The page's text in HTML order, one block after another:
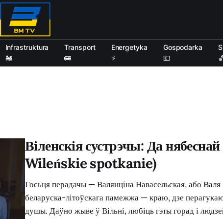
Infrastruktura
🚂
Transport
🚌
Energetyka
⚡
Gospodarka
💶
Віленскія сустрэчы: Да
Wileńskie spotkanie)
Госьця перадачы — Валянціна Навасельская, або
беларуска-літоўскага памежжа — краю, дзе
душы. Даўно жыве ў Вільні, любіць гэты горад і